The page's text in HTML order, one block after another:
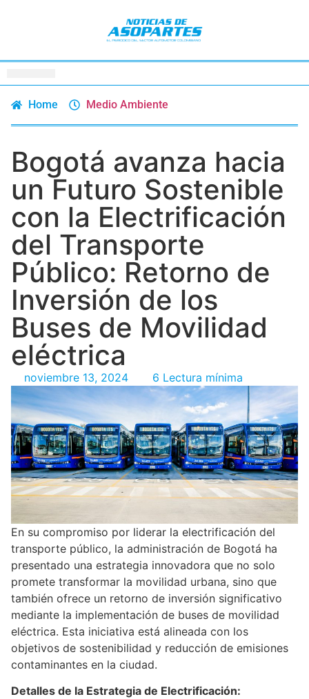
Home Medio Ambiente
Bogotá avanza hacia
un Futuro Sostenible
con la Electrificación
del Transporte
Público: Retorno de
Inversión de los
Buses de Movilidad
eléctrica
noviembre 13, 2024 6 Lectura mínima
En su compromiso por liderar la electrificación del
transporte público, la administración de Bogotá ha
presentado una estrategia innovadora que no solo
promete transformar la movilidad urbana, sino que
también ofrece un retorno de inversión significativo
mediante la implementación de buses de movilidad
eléctrica. Esta iniciativa está alineada con los
objetivos de sostenibilidad y reducción de emisiones
contaminantes en la ciudad.
Detalles de la Estrategia de Electrificación: